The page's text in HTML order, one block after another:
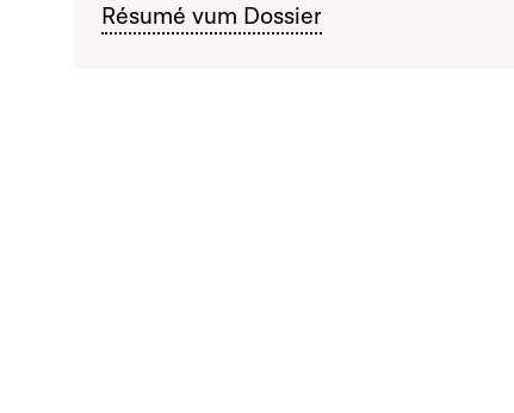
Résumé vum Dossier